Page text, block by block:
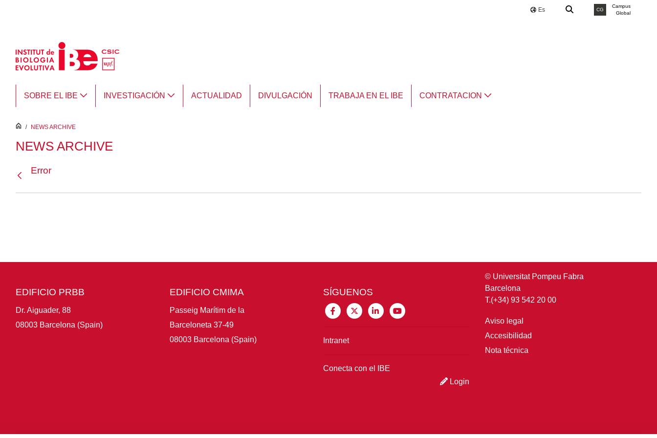
Es CG
Campus
Global
SOBRE EL IBE INVESTIGACIÓN ACTUALIDAD DIVULGACIÓN TRABAJA EN EL IBE CONTRATACION
inici
/ NEWS ARCHIVE
NEWS ARCHIVE
Error
EDIFICIO PRBB
Dr. Aiguader, 88
08003 Barcelona (Spain)
EDIFICIO CMIMA
Passeig Marítim de la
Barceloneta 37-49
08003 Barcelona (Spain)
SÍGUENOS
Intranet
Conecta con el IBE
Login
© Universitat Pompeu Fabra
Barcelona
T.(+34) 93 542 20 00
Aviso legal
Accesibilidad
Nota técnica